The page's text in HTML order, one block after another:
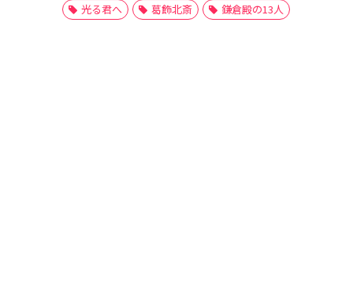
光る君へ
葛飾北斎 鎌倉殿の13人